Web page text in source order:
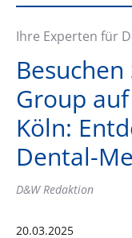
Ihre Experten für
Group
Köln:
Dental-
D&W Redaktion
20.03.2025